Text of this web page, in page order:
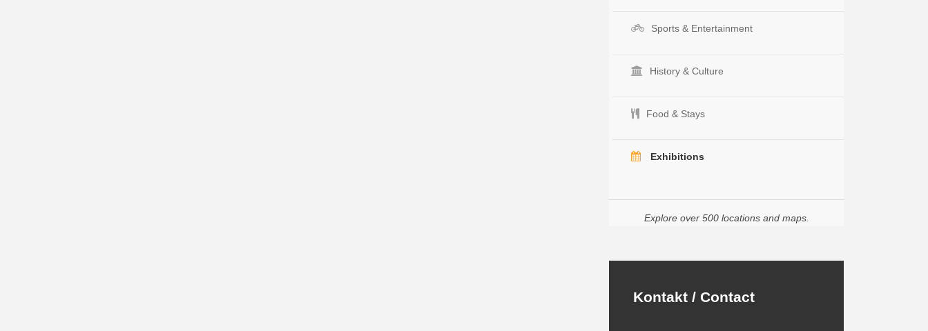
Sports & Entertainment
History & Culture
Food & Stays
Exhibitions
Explore over 500 locations and maps.
Kontakt / Contact